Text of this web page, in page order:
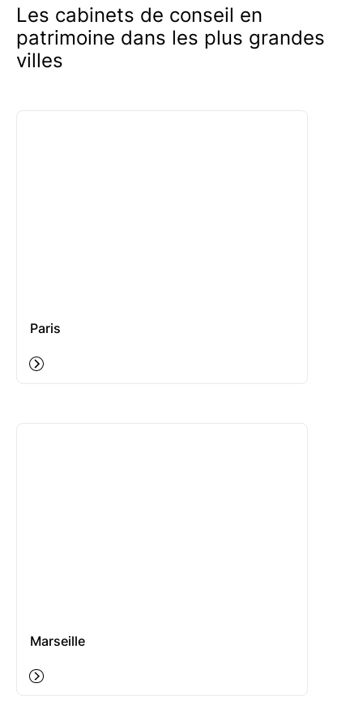
Les cabinets de conseil en
patrimoine dans les plus grandes
villes
Paris
Marseille